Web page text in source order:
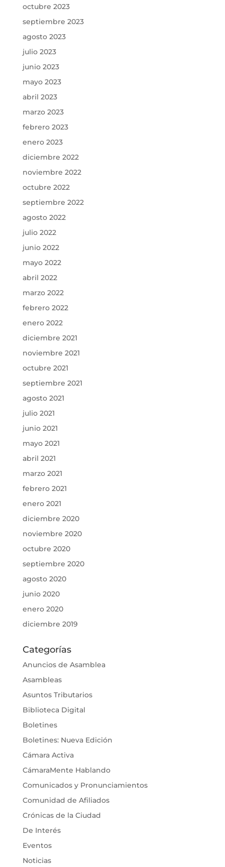
octubre 2023
septiembre 2023
agosto 2023
julio 2023
junio 2023
mayo 2023
abril 2023
marzo 2023
febrero 2023
enero 2023
diciembre 2022
noviembre 2022
octubre 2022
septiembre 2022
agosto 2022
julio 2022
junio 2022
mayo 2022
abril 2022
marzo 2022
febrero 2022
enero 2022
diciembre 2021
noviembre 2021
octubre 2021
septiembre 2021
agosto 2021
julio 2021
junio 2021
mayo 2021
abril 2021
marzo 2021
febrero 2021
enero 2021
diciembre 2020
noviembre 2020
octubre 2020
septiembre 2020
agosto 2020
junio 2020
enero 2020
diciembre 2019
Categorías
Anuncios de Asamblea
Asambleas
Asuntos Tributarios
Biblioteca Digital
Boletines
Boletines: Nueva Edición
Cámara Activa
CámaraMente Hablando
Comunicados y Pronunciamientos
Comunidad de Afiliados
Crónicas de la Ciudad
De Interés
Eventos
Noticias